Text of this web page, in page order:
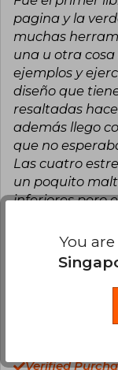
pagina y la
muchas
una u otra
ejemplos y
diseño que
resaltadas
además llego
que no
Las cuatro
un poquito
inferiores pero
Translate to english
This
Estefanía
Verified
You